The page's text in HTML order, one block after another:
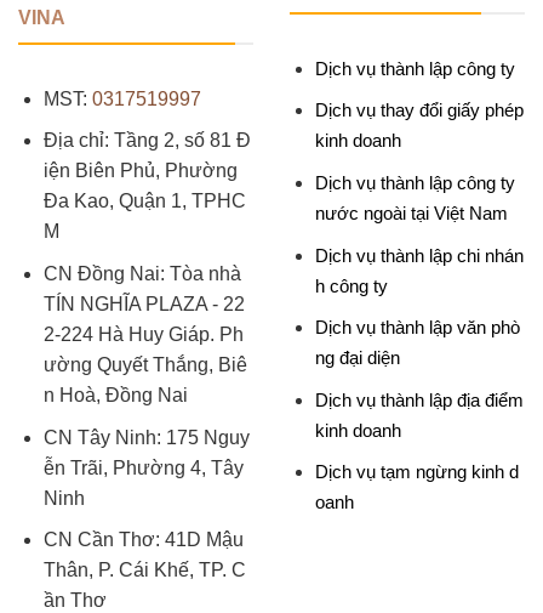
VINA
MST: 0317519997
Địa chỉ: Tầng 2, số 81 Đ
iện Biên Phủ, Phường
Đa Kao, Quận 1, TPHC
M
CN Đồng Nai: Tòa nhà
TÍN NGHĨA PLAZA - 22
2-224 Hà Huy Giáp. Ph
ường Quyết Thắng, Biê
n Hoà, Đồng Nai
CN Tây Ninh: 175 Nguy
ễn Trãi, Phường 4, Tây
Ninh
CN Cần Thơ: 41D Mậu
Thân, P. Cái Khế, TP. C
ần Thơ
Dịch vụ thành lập công ty
Dịch vụ thay đổi giấy phép
kinh doanh
Dịch vụ thành lập công ty
nước ngoài tại Việt Nam
Dịch vụ thành lập chi nhán
h công ty
Dịch vụ thành lập văn phò
ng đại diện
Dịch vụ thành lập địa điểm
kinh doanh
Dịch vụ tạm ngừng kinh d
oanh